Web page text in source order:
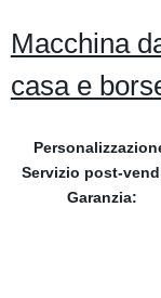
Macchina
casa e
Servizio post-
Garanzia: